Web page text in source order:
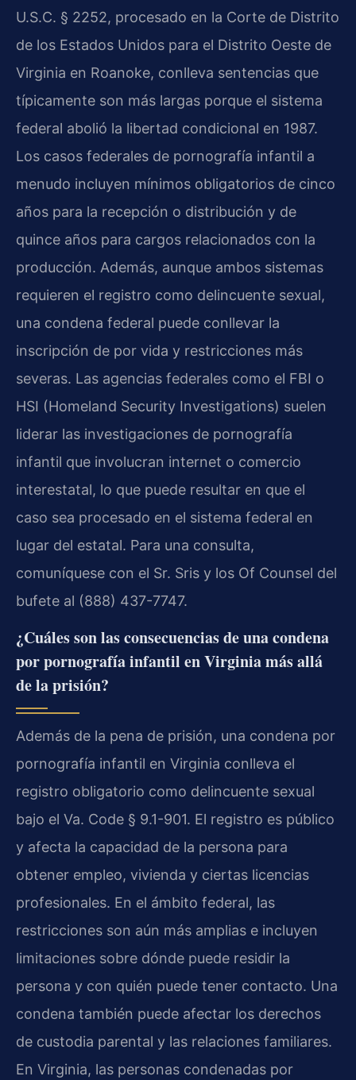
U.S.C. § 2252, procesado en la Corte de Distrito
de los Estados Unidos para el Distrito Oeste de
Virginia en Roanoke, conlleva sentencias que
típicamente son más largas porque el sistema
federal abolió la libertad condicional en 1987.
Los casos federales de pornografía infantil a
menudo incluyen mínimos obligatorios de cinco
años para la recepción o distribución y de
quince años para cargos relacionados con la
producción. Además, aunque ambos sistemas
requieren el registro como delincuente sexual,
una condena federal puede conllevar la
inscripción de por vida y restricciones más
severas. Las agencias federales como el FBI o
HSI (Homeland Security Investigations) suelen
liderar las investigaciones de pornografía
infantil que involucran internet o comercio
interestatal, lo que puede resultar en que el
caso sea procesado en el sistema federal en
lugar del estatal. Para una consulta,
comuníquese con el Sr. Sris y los Of Counsel del
bufete al (888) 437-7747.
¿Cuáles son las consecuencias de una condena
por pornografía infantil en Virginia más allá
de la prisión?
Además de la pena de prisión, una condena por
pornografía infantil en Virginia conlleva el
registro obligatorio como delincuente sexual
bajo el Va. Code § 9.1-901. El registro es público
y afecta la capacidad de la persona para
obtener empleo, vivienda y ciertas licencias
profesionales. En el ámbito federal, las
restricciones son aún más amplias e incluyen
limitaciones sobre dónde puede residir la
persona y con quién puede tener contacto. Una
condena también puede afectar los derechos
de custodia parental y las relaciones familiares.
En Virginia, las personas condenadas por